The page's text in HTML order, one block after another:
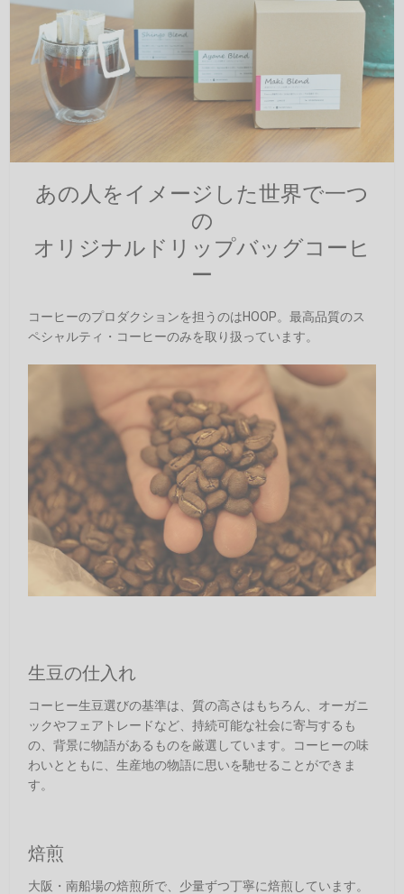
あの人をイメージした世界で一つ
の
オリジナルドリップバッグコーヒ
ー
コーヒーのプロダクションを担うのはHOOP。最高品質のス
ペシャルティ・コーヒーのみを取り扱っています。
生豆の仕入れ
コーヒー生豆選びの基準は、質の高さはもちろん、オーガニ
ックやフェアトレードなど、持続可能な社会に寄与するも
の、背景に物語があるものを厳選しています。コーヒーの味
わいとともに、生産地の物語に思いを馳せることができま
す。
焙煎
大阪・南船場の焙煎所で、少量ずつ丁寧に焙煎しています。